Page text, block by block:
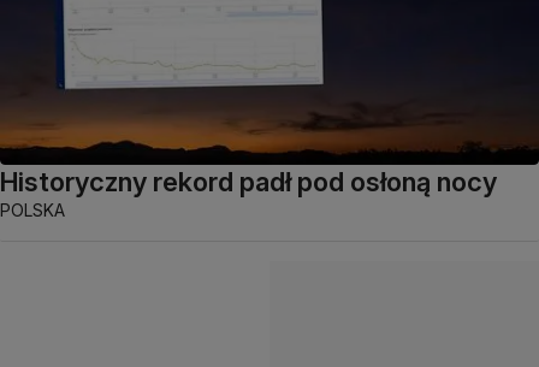
Historyczny rekord padł pod osłoną nocy
POLSKA